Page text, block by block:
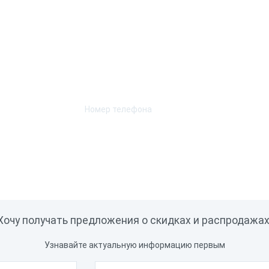
получать предложения о скидках и
Узнавайте актуальную информацию первым